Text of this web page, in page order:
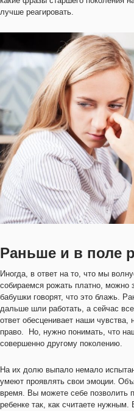
лучше реагировать.
Раньше и в поле
Иногда, в ответ на то, что мы
собираемся рожать платно, можно
бабушки говорят, что это блажь.
дальше шли работать, а сейчас
ответ обесценивает наши
право. Но, нужно понимать, что
совершенно другому поколению.
На их долю выпало немало
умеют проявлять свои эмоции.
время. Вы можете себе позволить
ребенке так, как считаете